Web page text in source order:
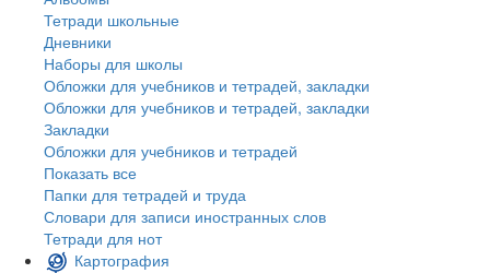
Тетради школьные
Дневники
Наборы для школы
Обложки для учебников и тетрадей, закладки
Обложки для учебников и тетрадей, закладки
Закладки
Обложки для учебников и тетрадей
Показать все
Папки для тетрадей и труда
Словари для записи иностранных слов
Тетради для нот
Картография